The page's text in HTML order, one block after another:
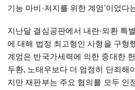
기능 마비·저지를 위한 계엄'이었다
지난달 결심공판에서 내란·외환 특
에 대해 법정 최고형인 사형을 구형
계엄은 반국가세력에 의한 중대한
두환, 노태우보다 더 엄정히 단죄해
지만 재판부는 주요 혐의를 모두 인